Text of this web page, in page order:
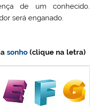
de um conhecido.
será enganado.
sonho (clique na letra)